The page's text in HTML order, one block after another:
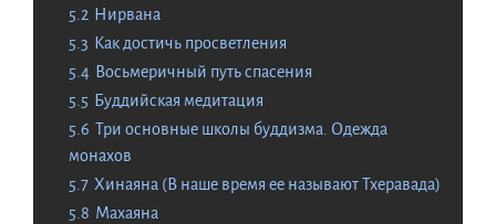
5.2 Нирвана
5.3 Как достичь просветления
5.4 Восьмеричный путь спасения
5.5 Буддийская медитация
5.6 Три основные школы буддизма. Одежда
монахов
5.7 Хинаяна (В наше время ее называют Тхеравада)
5.8 Махаяна